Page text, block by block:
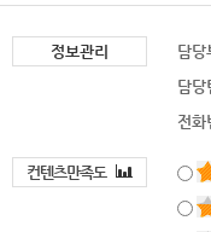
정보관리 담당
담당
전화
컨텐츠만족도